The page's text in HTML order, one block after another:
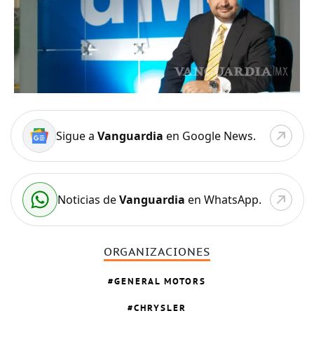
Sigue a Vanguardia en Google News.
Noticias deVanguardia en WhatsApp.
ORGANIZACIONES
GENERAL MOTORS
CHRYSLER